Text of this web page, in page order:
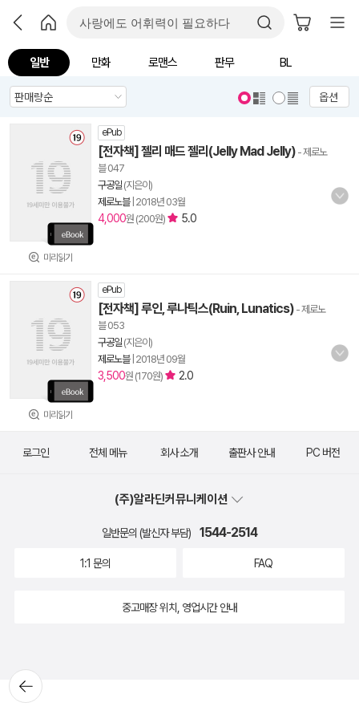
일반 만화 로맨스 판무 BL
옵션
미리읽기
ePub
[전자책] 젤리 매드 젤리(Jelly Mad Jelly) - 제로노
블 047
구공일 (지은이)
제로노블| 2018년 03월
4,000원 (200원) 5.0
미리읽기
ePub
[전자책] 루인, 루나틱스(Ruin, Lunatics) - 제로노
블 053
구공일 (지은이)
제로노블| 2018년 09월
3,500원 (170원) 2.0
뒤로가
기
로그인 전체 메뉴 회사 소개 출판사 안내 PC 버전
(주)알라딘커뮤니케이션
일반문의 (발신자 부담) 1544-2514
1:1 문의 FAQ
중고매장 위치, 영업시간 안내